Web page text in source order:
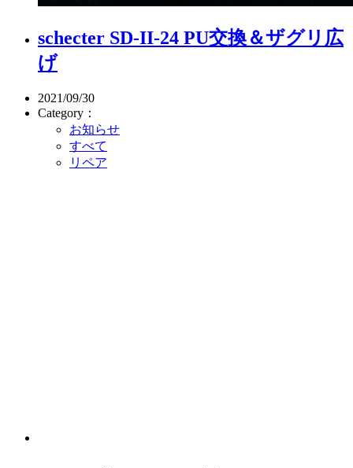
schecter SD-II-24 PU交換＆ザグリ広
げ
2021/09/30
Category：
お知らせ
すべて
リペア